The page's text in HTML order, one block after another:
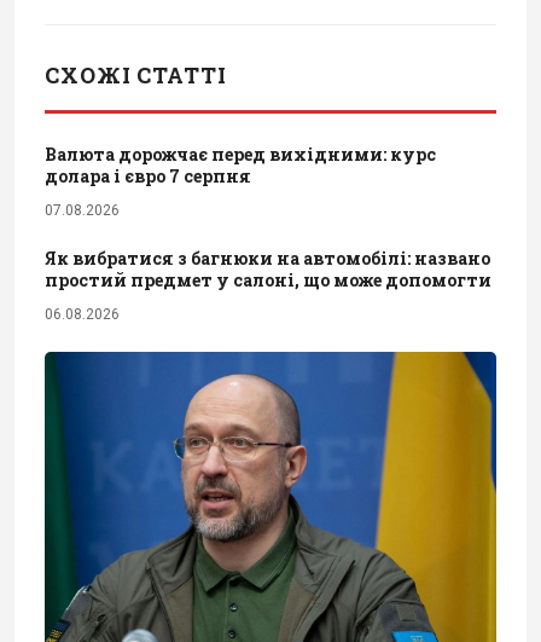
СХОЖІ СТАТТІ
Валюта дорожчає перед вихідними: курс
долара і євро 7 серпня
07.08.2026
Як вибратися з багнюки на автомобілі: названо
простий предмет у салоні, що може допомогти
06.08.2026